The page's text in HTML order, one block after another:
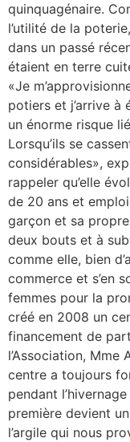
quinquagénaire.
l’utilité de la
dans un passé
étaient en terre
«Je
potiers et j’arrive à
un énorme risque
Lorsqu’ils se
considérables»,
rappeler qu’elle
de 20 ans et
garçon et sa
deux bouts et à
comme elle, bien
commerce et s’en
femmes pour la
créé en 2008 un
financement de
l’Association, Mme
centre a toujours
pendant
première devient
l’argile qui nous